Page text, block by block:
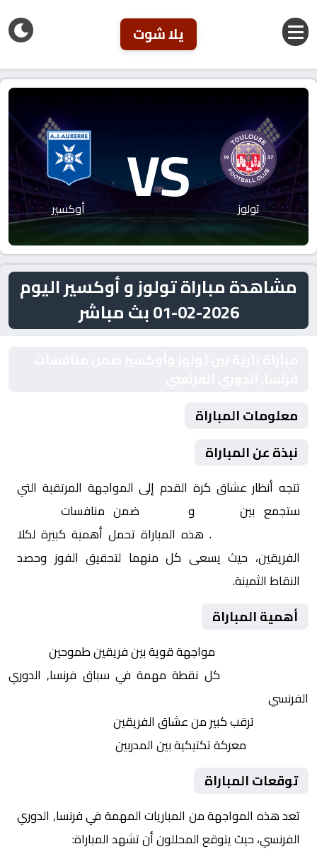
يلا شوت
تولوز VS أوكسير
مشاهدة مباراة تولوز و أوكسير اليوم
2026-02-01 بث مباشر
معلومات المباراة
نبذة عن المباراة
تتجه أنظار عشاق كرة القدم إلى المواجهة المرتقبة التي
ستجمع بين
و ضمن منافسات
. هذه المباراة تحمل أهمية كبيرة لكلا
الفريقين، حيث يسعى كل منهما لتحقيق الفوز وحصد
النقاط الثمينة.
أهمية المباراة
مواجهة قوية بين فريقين طموحين
كل نقطة مهمة في سباق فرنسا, الدوري
الفرنسي
ترقب كبير من عشاق الفريقين
معركة تكتيكية بين المدربين
توقعات المباراة
تعد هذه المواجهة من المباريات المهمة في فرنسا, الدوري
الفرنسي، حيث يتوقع المحللون أن تشهد المباراة: